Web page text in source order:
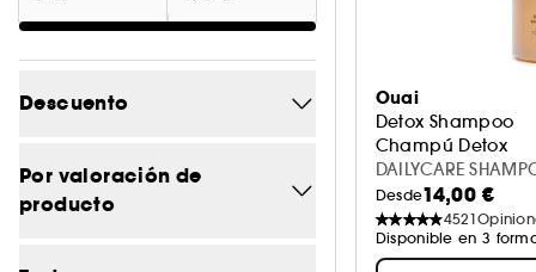
Descuento
-20% 7
-20.2
-20.7
Por valoración de
producto
Ouai
Detox Shampoo
Champú Detox
DAILYCARE
Desde14,00 €
4521
Disponible en 3